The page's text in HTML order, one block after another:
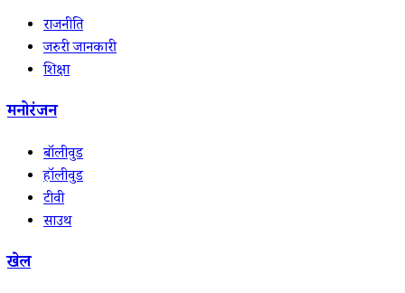
राजनीति
जरुरी जानकारी
शिक्षा
मनोरंजन
बॉलीवुड
हॉलीवुड
टीवी
साउथ
खेल